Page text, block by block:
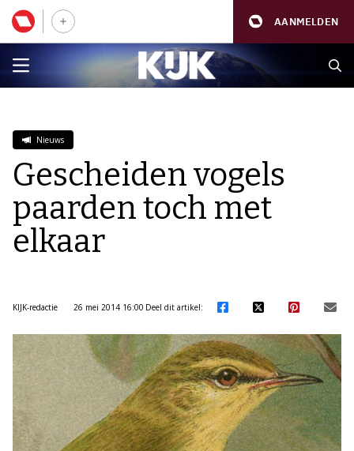
AANMELDEN
Nieuws
Gescheiden vogels
paarden toch met
elkaar
KIJK-redactie 26 mei 2014 16:00 Deel dit artikel: